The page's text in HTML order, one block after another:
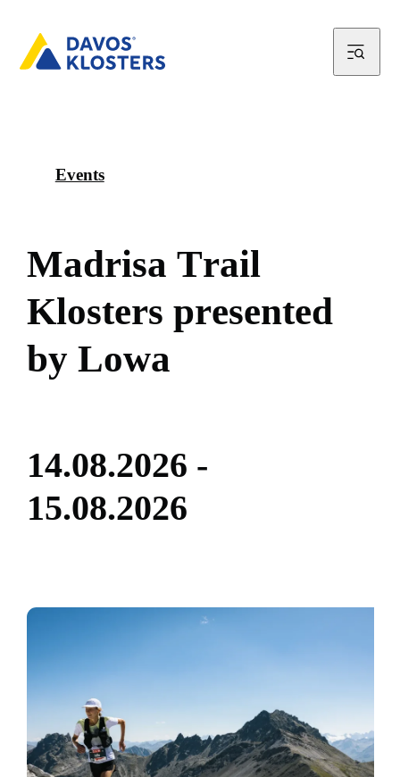
Events
Madrisa Trail
Klosters presented
by Lowa
14.08.2026 -
15.08.2026